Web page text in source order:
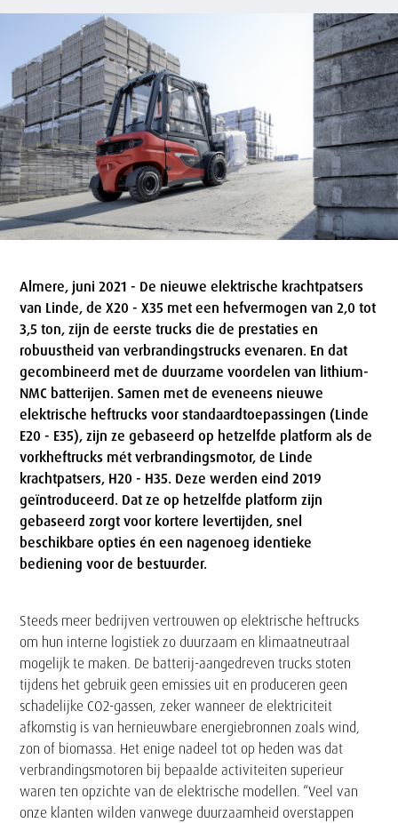
Almere, juni 2021 - De nieuwe elektrische krachtpatsers
van Linde, de X20 - X35 met een hefvermogen van 2,0 tot
3,5 ton, zijn de eerste trucks die de prestaties en
robuustheid van verbrandingstrucks evenaren. En dat
gecombineerd met de duurzame voordelen van lithium-
NMC batterijen. Samen met de eveneens nieuwe
elektrische heftrucks voor standaardtoepassingen (Linde
E20 - E35), zijn ze gebaseerd op hetzelfde platform als de
vorkheftrucks mét verbrandingsmotor, de Linde
krachtpatsers, H20 - H35. Deze werden eind 2019
geïntroduceerd. Dat ze op hetzelfde platform zijn
gebaseerd zorgt voor kortere levertijden, snel
beschikbare opties én een nagenoeg identieke
bediening voor de bestuurder.
Tekst
Steeds meer bedrijven vertrouwen op elektrische heftrucks
om hun interne logistiek zo duurzaam en klimaatneutraal
mogelijk te maken. De batterij-aangedreven trucks stoten
tijdens het gebruik geen emissies uit en produceren geen
schadelijke CO2-gassen, zeker wanneer de elektriciteit
afkomstig is van hernieuwbare energiebronnen zoals wind,
zon of biomassa. Het enige nadeel tot op heden was dat
verbrandingsmotoren bij bepaalde activiteiten superieur
waren ten opzichte van de elektrische modellen. “Veel van
onze klanten wilden vanwege duurzaamheid overstappen